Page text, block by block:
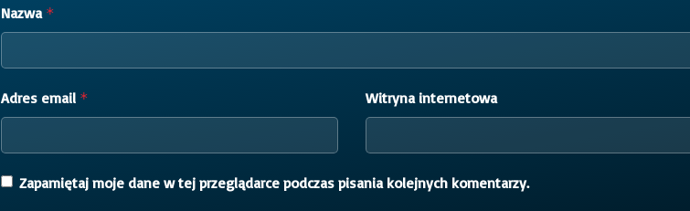
Nazwa *
Adres email * Witryna internetowa
Zapamiętaj moje dane w tej przeglądarce podczas pisania kolejnych komentarzy.